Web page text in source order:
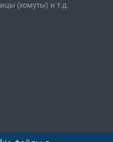
(хомуты) и т.д.